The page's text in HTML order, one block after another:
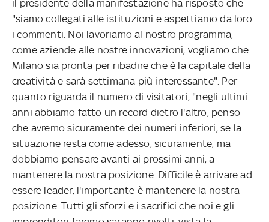
il presidente della manifestazione ha risposto che
"siamo collegati alle istituzioni e aspettiamo da loro
i commenti. Noi lavoriamo al nostro programma,
come aziende alle nostre innovazioni, vogliamo che
Milano sia pronta per ribadire che è la capitale della
creatività e sarà settimana più interessante". Per
quanto riguarda il numero di visitatori, "negli ultimi
anni abbiamo fatto un record dietro l'altro, penso
che avremo sicuramente dei numeri inferiori, se la
situazione resta come adesso, sicuramente, ma
dobbiamo pensare avanti ai prossimi anni, a
mantenere la nostra posizione. Difficile è arrivare ad
essere leader, l'importante è mantenere la nostra
posizione. Tutti gli sforzi e i sacrifici che noi e gli